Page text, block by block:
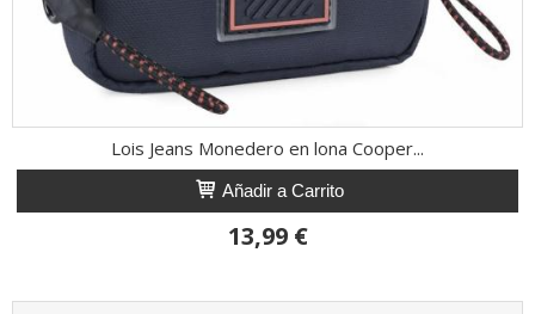
Lois Jeans Monedero en lona Cooper...
Añadir a Carrito
13,99 €